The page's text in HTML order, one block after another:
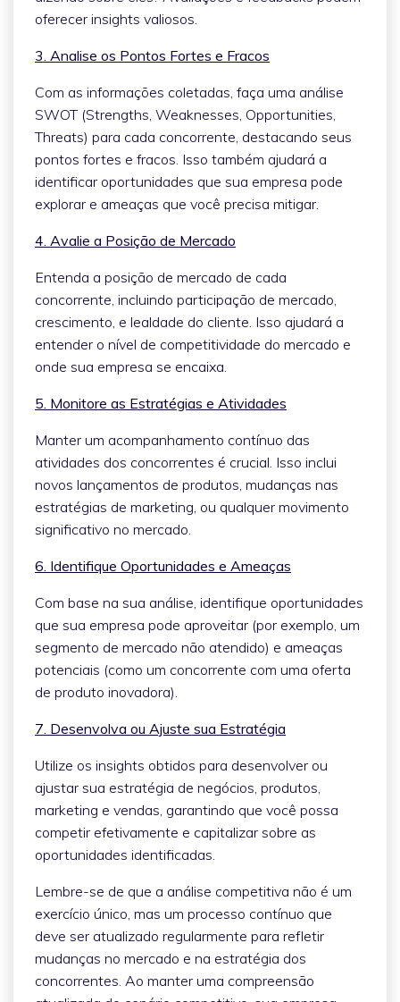
oferecer insights valiosos.
3. Analise os Pontos Fortes e Fracos
Com as informações coletadas, faça uma análise
SWOT (Strengths, Weaknesses, Opportunities,
Threats) para cada concorrente, destacando seus
pontos fortes e fracos. Isso também ajudará a
identificar oportunidades que sua empresa pode
explorar e ameaças que você precisa mitigar.
4. Avalie a Posição de Mercado
Entenda a posição de mercado de cada
concorrente, incluindo participação de mercado,
crescimento, e lealdade do cliente. Isso ajudará a
entender o nível de competitividade do mercado e
onde sua empresa se encaixa.
5. Monitore as Estratégias e Atividades
Manter um acompanhamento contínuo das
atividades dos concorrentes é crucial. Isso inclui
novos lançamentos de produtos, mudanças nas
estratégias de marketing, ou qualquer movimento
significativo no mercado.
6. Identifique Oportunidades e Ameaças
Com base na sua análise, identifique oportunidades
que sua empresa pode aproveitar (por exemplo, um
segmento de mercado não atendido) e ameaças
potenciais (como um concorrente com uma oferta
de produto inovadora).
7. Desenvolva ou Ajuste sua Estratégia
Utilize os insights obtidos para desenvolver ou
ajustar sua estratégia de negócios, produtos,
marketing e vendas, garantindo que você possa
competir efetivamente e capitalizar sobre as
oportunidades identificadas.
Lembre-se de que a análise competitiva não é um
exercício único, mas um processo contínuo que
deve ser atualizado regularmente para refletir
mudanças no mercado e na estratégia dos
concorrentes. Ao manter uma compreensão